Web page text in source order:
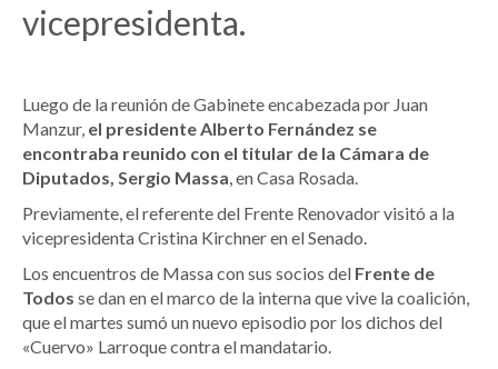
vicepresidenta.
Luego de la reunión de Gabinete encabezada por Juan
Manzur, el presidente Alberto Fernández se
encontraba reunido con el titular de la Cámara de
Diputados, Sergio Massa, en Casa Rosada.
Previamente, el referente del Frente Renovador visitó a la
vicepresidenta Cristina Kirchner en el Senado.
Los encuentros de Massa con sus socios del Frente de
Todos se dan en el marco de la interna que vive la coalición,
que el martes sumó un nuevo episodio por los dichos del
«Cuervo» Larroque contra el mandatario.